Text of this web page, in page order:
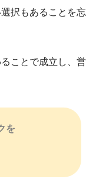
択もあることを忘
ことで成立し、営
を